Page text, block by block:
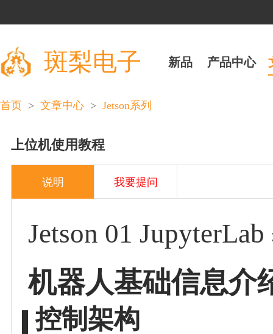
斑梨电子 新品 产品中心
首页 > 文章中心 > Jetson系列
上位机使用教程
说明 我要提问
Jetson 01
机器人基础信息介
控制架构